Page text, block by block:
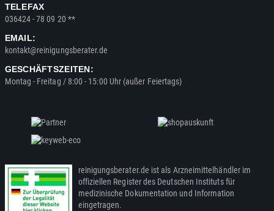
TELEFAX
036424 - 78 09 20 **
EMAIL:
kontakt@reinigungsberater.de
GESCHÄFTSZEITEN:
Montag - Freitag / 8:00 - 15:00 Uhr (außer Feiertags)
reinigungsberater.de ist als Arzneimittelhändler im
offiziellen Register des Deutschen Instituts für
medizinische Dokumentation und Information
eingetragen.